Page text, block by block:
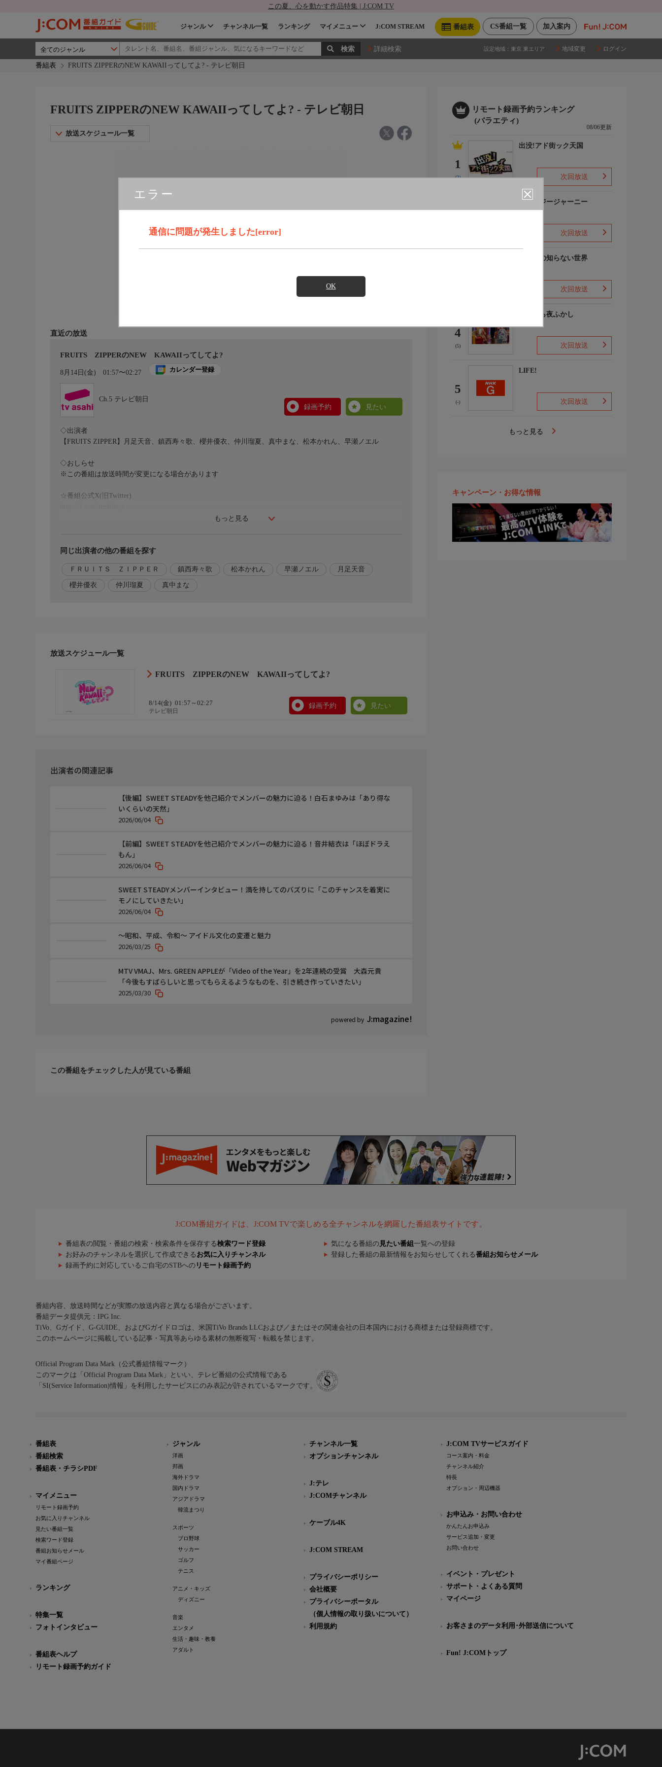
この夏、心を動かす作品特集 | J:COM TV
加入案内
CS番組一覧
番組表
ジャンル チャンネル一覧 ランキング マイメニュー J:COM STREAM
詳細検索 設定地域： 東京 東エリア 地域変更 ログイン
番組表 FRUITS ZIPPERのNEW KAWAIIってしてよ? - テレビ朝日
エラー
通信に問題が発生しました[error]
OK
FRUITS ZIPPERのNEW KAWAIIってしてよ? - テレビ朝日
放送スケジュール一覧
直近の放送
FRUITS ZIPPERのNEW KAWAIIってしてよ?
8月14日(金) 01:57〜02:27 カレンダー登録
Ch.5 テレビ朝日
録画予約
見たい
もっと見る
◇出演者
【FRUITS ZIPPER】月足天音、鎮西寿々歌、櫻井優衣、仲川瑠夏、真中まな、松本かれん、早瀬ノエル
◇おしらせ
※この番組は放送時間が変更になる場合があります
☆番組公式X(旧Twitter)
同じ出演者の他の番組を探す
ＦＲＵＩＴＳ ＺＩＰＰＥＲ 鎮西寿々歌 松本かれん 早瀬ノエル 月足天音
櫻井優衣 仲川瑠夏 真中まな
放送スケジュール一覧
FRUITS ZIPPERのNEW KAWAIIってしてよ?
8/14(金) 01:57～02:27
テレビ朝日
録画予約 見たい
出演者の関連記事
powered by J:magazine!
【後編】SWEET STEADYを他己紹介でメンバーの魅力に迫る！白石まゆみは「あり得な
いくらいの天然」
2026/06/04
【前編】SWEET STEADYを他己紹介でメンバーの魅力に迫る！音井結衣は「ほぼドラえ
もん」
2026/06/04
SWEET STEADYメンバーインタビュー！満を持してのバズりに「このチャンスを着実に
モノにしていきたい」
2026/06/04
～昭和、平成、令和～ アイドル文化の変遷と魅力
2026/03/25
MTV VMAJ、Mrs. GREEN APPLEが「Video of the Year」を2年連続の受賞 大森元貴
「今後もすばらしいと思ってもらえるようなものを、引き続き作っていきたい」
2025/03/30
この番組をチェックした人が見ている番組
リモート録画予約ランキング
(バラエティ)
08/06更新
1
(2)
出没!アド街ック天国
次回放送
クレイジージャーニー
次回放送
マツコの知らない世界
次回放送
4
(5)
月曜から夜ふかし
次回放送
5
(-)
LIFE!
次回放送
もっと見る
キャンペーン・お得な情報
J:COM番組ガイドは、J:COM TVで楽しめる全チャンネルを網羅した番組表サイトです。
番組表の閲覧・番組の検索・検索条件を保存する検索ワード登録 気になる番組の 見たい番組 一覧への登録
お好みのチャンネルを選択して作成できる お気に入りチャンネル 登録した番組の最新情報をお知らせしてくれる番組お知らせメール
録画予約に対応しているご自宅のSTBへの リモート録画予約
番組内容、放送時間などが実際の放送内容と異なる場合がございます。
番組データ提供元：IPG Inc.
TiVo、Gガイド、G-GUIDE、およびGガイドロゴは、米国TiVo Brands LLCおよび／またはその関連会社の日本国内における商標または登録商標です。
このホームページに掲載している記事・写真等あらゆる素材の無断複写・転載を禁じます。
Official Program Data Mark（公式番組情報マーク）
このマークは「Official Program Data Mark」といい、テレビ番組の公式情報である
「SI(Service Information)情報」を利用したサービスにのみ表記が許されているマークです。
番組表
番組検索
番組表・チラシPDF
マイメニュー
リモート録画予約
お気に入りチャンネル
見たい番組一覧
検索ワード登録
番組お知らせメール
マイ番組ページ
ランキング
特集一覧
フォトインタビュー
番組表ヘルプ
リモート録画予約ガイド
ジャンル
洋画
邦画
海外ドラマ
国内ドラマ
アジアドラマ
韓流まつり
スポーツ
プロ野球
サッカー
ゴルフ
テニス
アニメ・キッズ
ディズニー
音楽
エンタメ
生活・趣味・教養
アダルト
チャンネル一覧
オプションチャンネル
J:テレ
J:COMチャンネル
ケーブル4K
J:COM STREAM
プライバシーポリシー
会社概要
プライバシーポータル
（個人情報の取り扱いについて）
利用規約
J:COM TVサービスガイド
コース案内・料金
チャンネル紹介
特長
オプション・周辺機器
お申込み・お問い合わせ
かんたんお申込み
サービス追加・変更
お問い合わせ
イベント・プレゼント
サポート・よくある質問
マイページ
お客さまのデータ利用･外部送信について
Fun! J:COMトップ